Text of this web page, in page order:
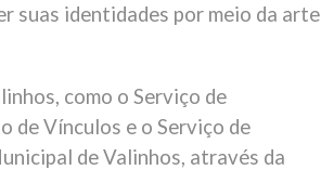
suas identidades por meio da arte
como o Serviço de
de Vínculos e o Serviço de
de Valinhos, através da